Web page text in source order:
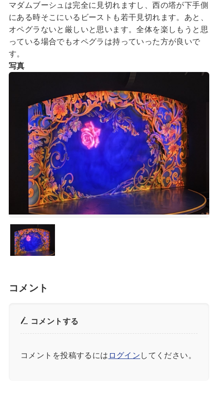
マダムブーシュは完全に見切れますし、西の塔が下手側
にある時そこにいるビーストも若干見切れます。あと、
オペグラないと厳しいと思います。全体を楽しもうと思
っている場合でもオペグラは持っていった方が良いで
す。
写真
コメント
コメントする
コメントを投稿するには ログイン してください。